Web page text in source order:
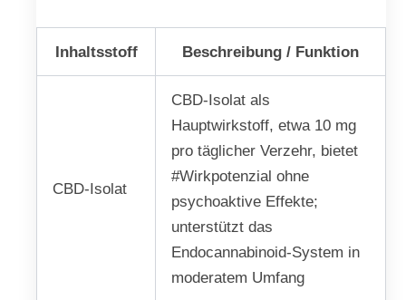
Inhaltsstoff Beschreibung / Funktion
CBD-Isolat
CBD-Isolat als
Hauptwirkstoff, etwa 10 mg
pro täglicher Verzehr, bietet
#Wirkpotenzial ohne
psychoaktive Effekte;
unterstützt das
Endocannabinoid-System in
moderatem Umfang